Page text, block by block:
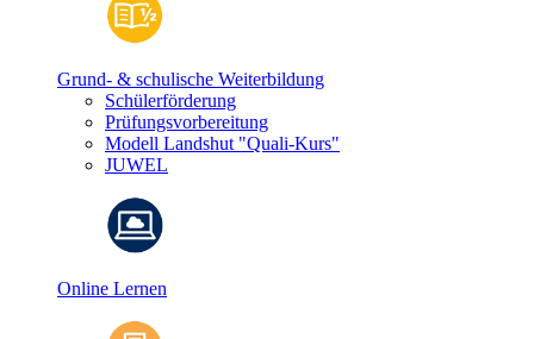
Grund- & schulische Weiterbildung
Schülerförderung
Prüfungsvorbereitung
Modell Landshut "Quali-Kurs"
JUWEL
Online Lernen